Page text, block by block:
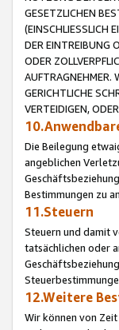
GESETZLICHEN
(EINSCHLIESSLICH
DER EINTREIBUNG
ODER
AUFTRAGNEHMER.
GERICHTLICHE
VERTEIDIGEN,
Die Beilegung
angeblichen
Bestimmungen zu
11.Steuern
Steuern und damit
tatsächlichen oder
12.Weitere
Wir können von